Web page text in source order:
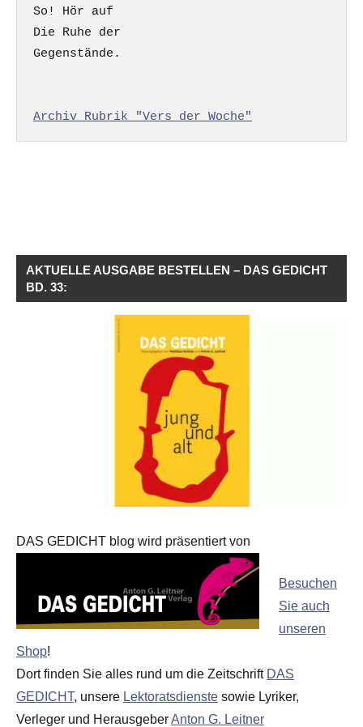
So! Hör auf
Die Ruhe der
Gegenstände.
Archiv Rubrik "Vers der Woche"
AKTUELLE AUSGABE BESTELLEN – DAS GEDICHT
BD. 33:
DAS GEDICHT blog wird präsentiert von
Besuchen
Sie auch
unseren
Shop!
Dort finden Sie alles rund um die Zeitschrift DAS
GEDICHT, unsere Lektoratsdienste sowie Lyriker,
Verleger und HerausgeberAnton G. Leitner